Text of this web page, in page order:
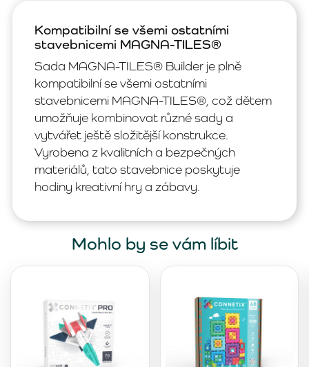
Kompatibilní se všemi ostatními
stavebnicemi MAGNA-TILES®
Sada MAGNA-TILES® Builder je plně
kompatibilní se všemi ostatními
stavebnicemi MAGNA-TILES®, což dětem
umožňuje kombinovat různé sady a
vytvářet ještě složitější konstrukce.
Vyrobena z kvalitních a bezpečných
materiálů, tato stavebnice poskytuje
hodiny kreativní hry a zábavy.
Mohlo by se vám líbit